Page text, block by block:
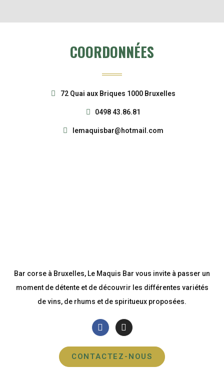
COORDONNÉES
72 Quai aux Briques 1000 Bruxelles
0498 43.86.81
lemaquisbar@hotmail.com
Bar corse à Bruxelles, Le Maquis Bar vous invite à passer un
moment de détente et de découvrir les différentes variétés
de vins, de rhums et de spiritueux proposées.
CONTACTEZ-NOUS